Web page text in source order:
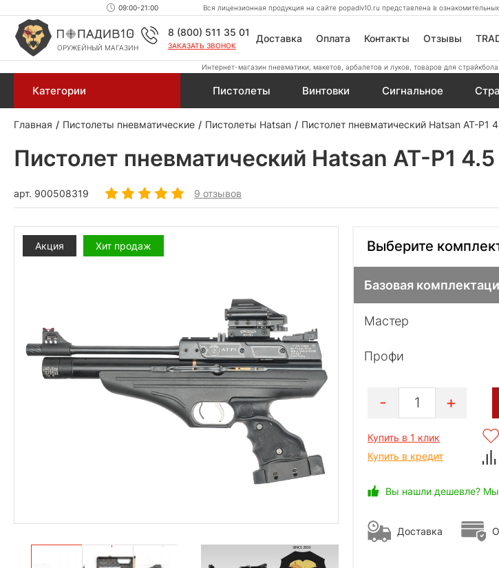
09:00-21:00 Вся лицензионная продукция на сайте popadiv10.ru представлена в
ОРУЖЕЙНЫЙ МАГАЗИН
8 (800) 511 35 01
ЗАКАЗАТЬ ЗВОНОК
Доставка Оплата Контакты Отзывы
Интернет-магазин пневматики, макетов, арбалетов и луков, товаров для
Категории Пистолеты Винтовки Сигнальное
Главная Пистолеты пневматические Пистолеты Hatsan Пистолет пневматический Hatsan AT-P1
Пистолет пневматический Hatsan AT-P1
арт. 900508319 9 отзывов
Акция Хит продаж Выберите
Базовая
Мастер
Профи
1
Купить в 1 клик
Купить в кредит
Вы нашли дешевле?
Доставка